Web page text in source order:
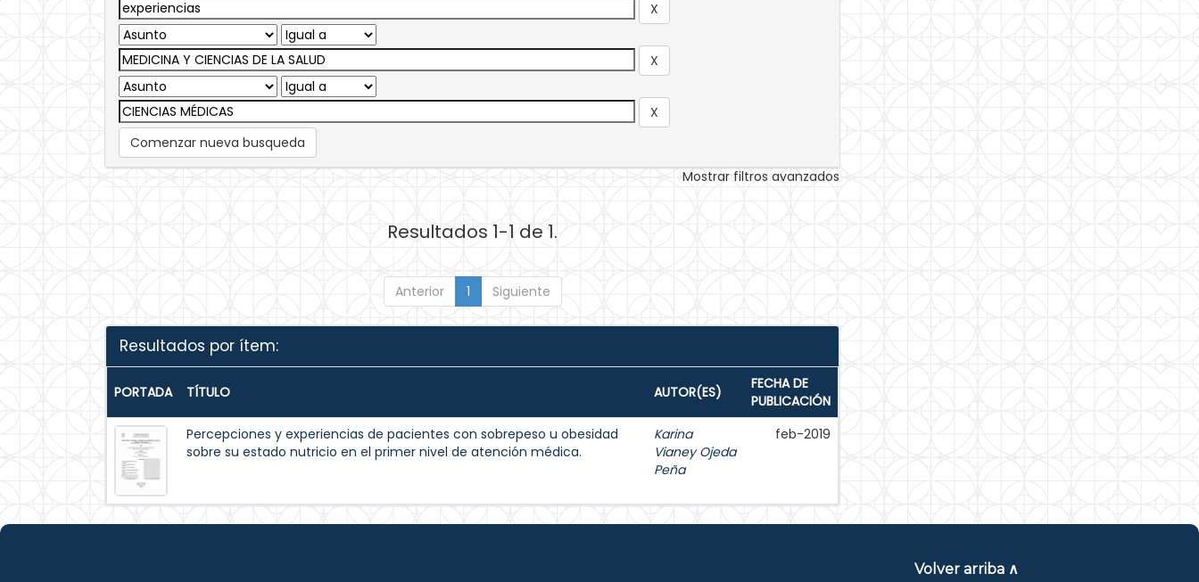
Comenzar nueva busqueda
Mostrar filtros avanzados
Resultados 1-1 de 1.
Anterior 1 Siguiente
Resultados por ítem:
PORTADA TÍTULO AUTOR(ES)
FECHA DE
PUBLICACIÓN
Percepciones y experiencias de pacientes con sobrepeso u obesidad
sobre su estado nutricio en el primer nivel de atención médica.
Karina
Vianey Ojeda
Peña
feb-2019
Volver arriba ∧